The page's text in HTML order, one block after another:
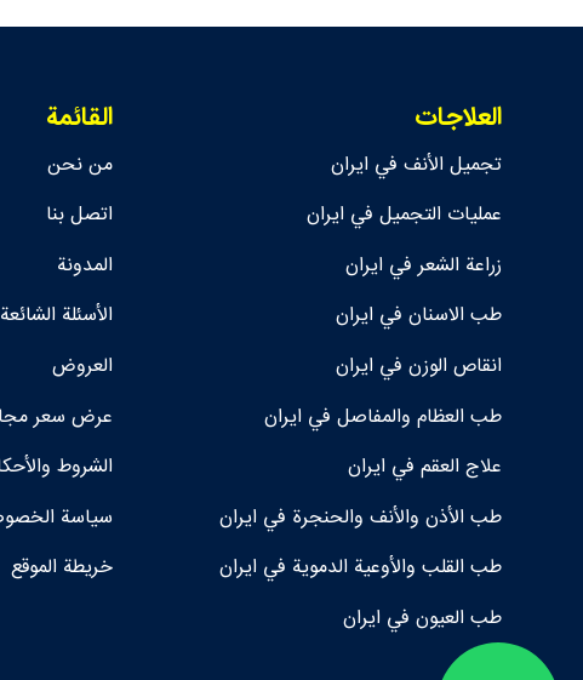
العلاجات
تجمیل الأنف في ايران
عمليات التجميل في ايران
زراعة الشعر في ايران
طب الاسنان في ايران
انقاص الوزن في ايران
طب العظام والمفاصل في ايران
علاج العقم في ايران
طب الأذن والأنف والحنجرة في ايران
طب القلب والأوعية الدموية في ايران
طب العيون في ايران
القائمة
من نحن
اتصل بنا
المدونة
الأسئلة الشائعة
العروض
عرض سعر
الشروط
سياسة
خريطة الموقع